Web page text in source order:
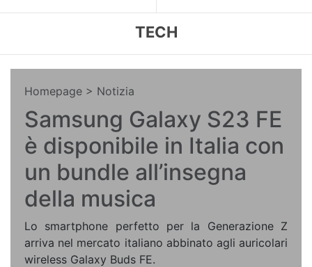
TECH
Homepage > Notizia
Samsung Galaxy S23 FE
è disponibile in Italia con
un bundle all’insegna
della musica
Lo smartphone perfetto per la Generazione Z
arriva nel mercato italiano abbinato agli auricolari
wireless Galaxy Buds FE.